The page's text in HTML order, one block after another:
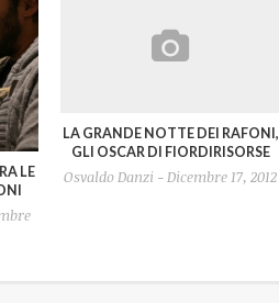
LE
LA GRANDE NOTTE DEI RAFONI,
GLI OSCAR DI FIORDIRISORSE
Osvaldo Danzi - Dicembre 17, 2012